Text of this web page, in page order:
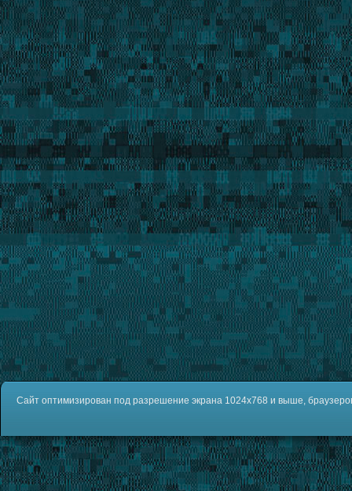
Сайт оптимизирован под разрешение экрана 1024x768 и выше,